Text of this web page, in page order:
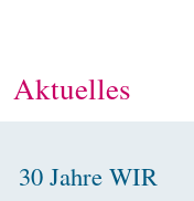
Aktuelles
30 Jahre WIR